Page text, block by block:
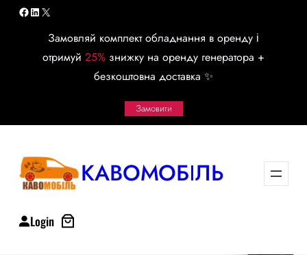
Перейти
содержимому
Facebook
LinkedIn
X
Замовляй комплект обладнання в оренду і
отримуй 25% знижку на оренду генератора +
безкоштовна доставка ✨
Замовити
КАВОМОБІЛЬ
Login